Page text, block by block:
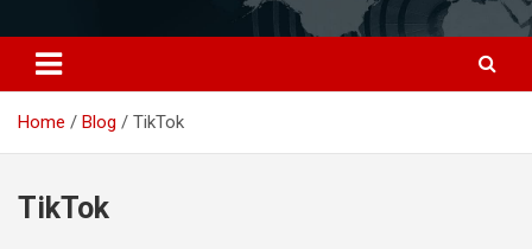
к
содержимому
Home Blog TikTok
TikTok